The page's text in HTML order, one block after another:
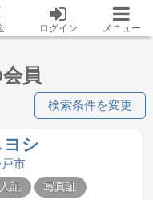
ログイン メニュー
員
検索条件を変更
ヨシ
市
証
写真証